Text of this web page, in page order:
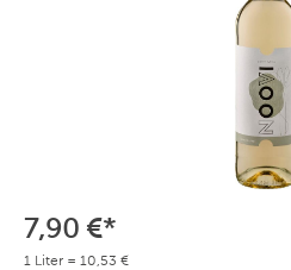
7,90 €*
1 Liter = 10,53 €